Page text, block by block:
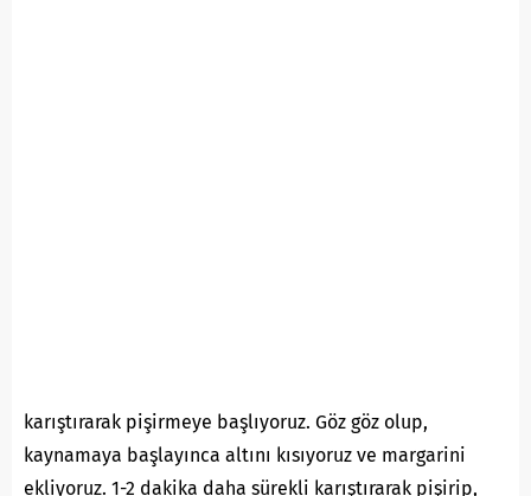
karıştırarak pişirmeye başlıyoruz. Göz göz olup,
kaynamaya başlayınca altını kısıyoruz ve margarini
ekliyoruz. 1-2 dakika daha sürekli karıştırarak pişirip,